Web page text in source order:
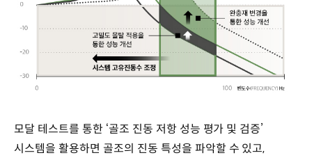
모달 테스트를 통한 ‘골조 진동 저항 성능 평가 및 검증’
시스템을 활용하면 골조의 진동 특성을 파악할 수 있고,